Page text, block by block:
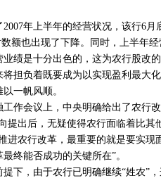
年上半年的经营状况，该行6月
额也出现了下降。同时，上半年
绩是十分出色的，这为农行股改
负着既要成为以实现盈利最大
一帆风顺。
会议上，中央明确给出了农行改
提出后，无疑使得农行面临着比
进农行改革，最重要的就是要实现
终能否成功的关键所在”。
，由于农行已明确继续“姓农”